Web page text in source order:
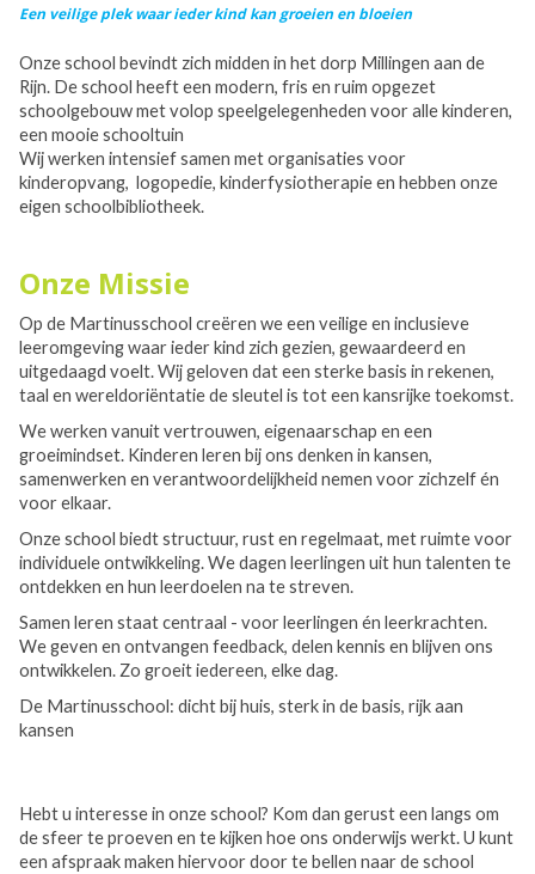
Een veilige plek waar ieder kind kan groeien en bloeien
Onze school bevindt zich midden in het dorp Millingen aan de
Rijn. De school heeft een modern, fris en ruim opgezet
schoolgebouw met volop speelgelegenheden voor alle kinderen,
een mooie schooltuin
Wij werken intensief samen met organisaties voor
kinderopvang, logopedie, kinderfysiotherapie en hebben onze
eigen schoolbibliotheek.
Onze Missie
Op de Martinusschool creëren we een veilige en inclusieve
leeromgeving waar ieder kind zich gezien, gewaardeerd en
uitgedaagd voelt. Wij geloven dat een sterke basis in rekenen,
taal en wereldoriëntatie de sleutel is tot een kansrijke toekomst.
We werken vanuit vertrouwen, eigenaarschap en een
groeimindset. Kinderen leren bij ons denken in kansen,
samenwerken en verantwoordelijkheid nemen voor zichzelf én
voor elkaar.
Onze school biedt structuur, rust en regelmaat, met ruimte voor
individuele ontwikkeling. We dagen leerlingen uit hun talenten te
ontdekken en hun leerdoelen na te streven.
Samen leren staat centraal - voor leerlingen én leerkrachten.
We geven en ontvangen feedback, delen kennis en blijven ons
ontwikkelen. Zo groeit iedereen, elke dag.
De Martinusschool: dicht bij huis, sterk in de basis, rijk aan
kansen
Hebt u interesse in onze school? Kom dan gerust een langs om
de sfeer te proeven en te kijken hoe ons onderwijs werkt. U kunt
een afspraak maken hiervoor door te bellen naar de school